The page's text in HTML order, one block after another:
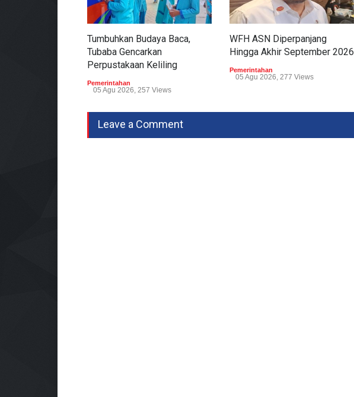
Tumbuhkan Budaya Baca,
Tubaba Gencarkan
Perpustakaan Keliling
Pemerintahan
05 Agu 2026, 257 Views
WFH ASN Diperpanjang
Hingga Akhir September 2026
Pemerintahan
05 Agu 2026, 277 Views
Leave a Comment